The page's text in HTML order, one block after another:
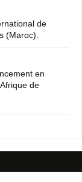
de
(Maroc).
en
de